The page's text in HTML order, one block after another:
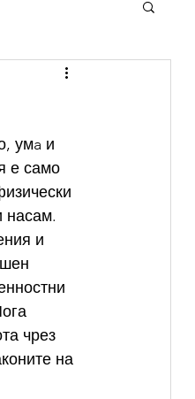
умa и
е само
насам.
и
чрез
на